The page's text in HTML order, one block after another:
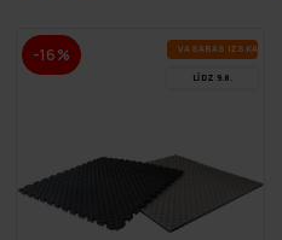
-16% VA­SA­RAS IZ­SKA­ŅA
LĪDZ 9.8.